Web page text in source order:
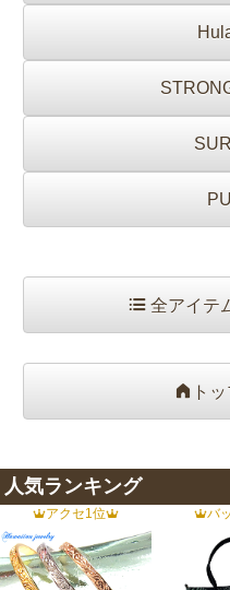
全アイテ
ト
人気ランキング
アクセ1位 バ